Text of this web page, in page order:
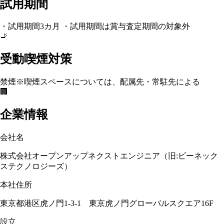
試用期間
・試用期間3カ月 ・試用期間は賞与査定期間の対象外
🚬
受動喫煙対策
禁煙※喫煙スペースについては、配属先・常駐先による
🏢
企業情報
会社名
株式会社オープンアップネクストエンジニア（旧:ビーネック
ステクノロジーズ）
本社住所
東京都港区虎ノ門1-3-1 東京虎ノ門グローバルスクエア16F
設立